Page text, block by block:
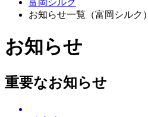
お知らせ一覧（富岡シルク）
お知らせ
重要なお知らせ